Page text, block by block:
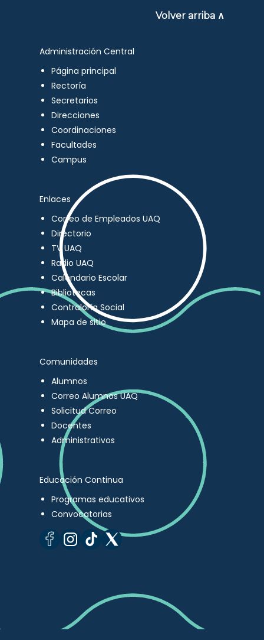
Volver arriba ∧
Administración Central
Página principal
Rectoría
Secretarios
Direcciones
Coordinaciones
Facultades
Campus
Enlaces
Correo de Empleados UAQ
Directorio
TV UAQ
Radio UAQ
Calendario Escolar
Bibliotecas
Contraloría Social
Mapa de sitio
Comunidades
Alumnos
Correo Alumnos UAQ
Solicitud Correo
Docentes
Administrativos
Educación Continua
Programas educativos
Convocatorias